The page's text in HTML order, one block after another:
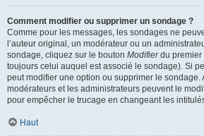
Comment modifier ou supprimer un sondage ?
Comme pour les messages, les sondages ne
l’auteur original, un modérateur ou un
sondage, cliquez sur le bouton Modifierdu premier
toujours celui auquel est associé le sondage). Si
peut modifier une option ou supprimer le sondage.
modérateurs et les administrateurs peuvent le
pour empêcher le trucage en changeant les
Haut